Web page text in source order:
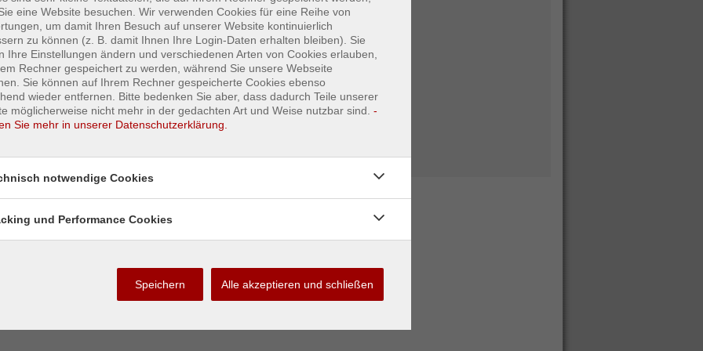
in der Hügellandhalle am 28.Jänner 2023
in Heilbrunn am 11.03.2023
FF St.Margarethen/R
Grenzlandmeisterschaften in Traun
Übung in St.Margarethen/R
eine Website besuchen. Wir verwenden Cookies für eine Reihe von
um damit Ihren Besuch auf unserer Website kontinuierlich
zu können (z. B. damit Ihnen Ihre Login-Daten erhalten bleiben). Sie
Ihre Einstellungen ändern und verschiedenen Arten von Cookies erlauben,
Rechner gespeichert zu werden, während Sie unsere Webseite
Sie können auf Ihrem Rechner gespeicherte Cookies ebenso
wieder entfernen. Bitte bedenken Sie aber, dass dadurch Teile unserer
möglicherweise nicht mehr in der gedachten Art und Weise nutzbar sind. -
Sie mehr in unserer Datenschutzerklärung.
notwendige Cookies
und Performance Cookies
Speichern Alle akzeptieren und schließen